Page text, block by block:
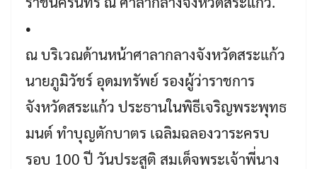
•
ณ บริเวณด้านหน้าศาลากลางจังหวัดสระแก้ว
นายภูมิวัชร์ อุดมทรัพย์ รองผู้ว่าราชการ
จังหวัดสระแก้ว ประธานในพิธีเจริญพระพุทธ
มนต์ ทำบุญตักบาตร เฉลิมฉลองวาระครบ
รอบ 100 ปี วันประสูติ สมเด็จพระเจ้าพี่นาง